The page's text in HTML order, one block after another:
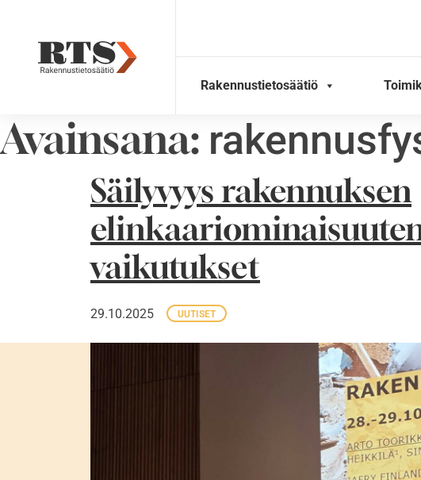
content
Rakennustietosäätiö
Avainsana:
Säilyvyys rakennuksen
vaikutukset
29.10.2025 UUTISET